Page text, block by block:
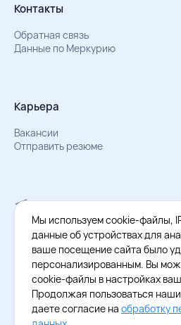
Контакты
Обратная связь
Данные по Меркурию
Карьера
Вакансии
Отправить резюме
Мы в Телеграм
Документы об обработке персональных
Охрана труда – результаты СОУТ
Официальное приложение
Cкачайте
Мы используем cookie-файлы,
данные об устройствах для
ваше посещение сайта было
персонализированным. Вы
cookie-файлы в настройках
Продолжая пользоваться
даете согласие на обработку